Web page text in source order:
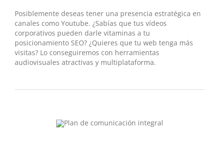
Posiblemente deseas tener una presencia estratégica en
canales como Youtube. ¿Sabías que tus vídeos
corporativos pueden darle vitaminas a tu
posicionamiento SEO? ¿Quieres que tu web tenga más
visitas? Lo conseguiremos con herramientas
audiovisuales atractivas y multiplataforma.